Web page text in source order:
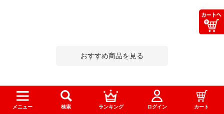
おすすめ商品を見る
このカテゴリーにはこんな商品もあります
メニュー 検索 ランキング ログイン カート